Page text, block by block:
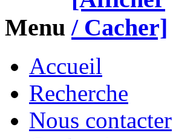
Menu
Accueil
Recherche
Nous contacter